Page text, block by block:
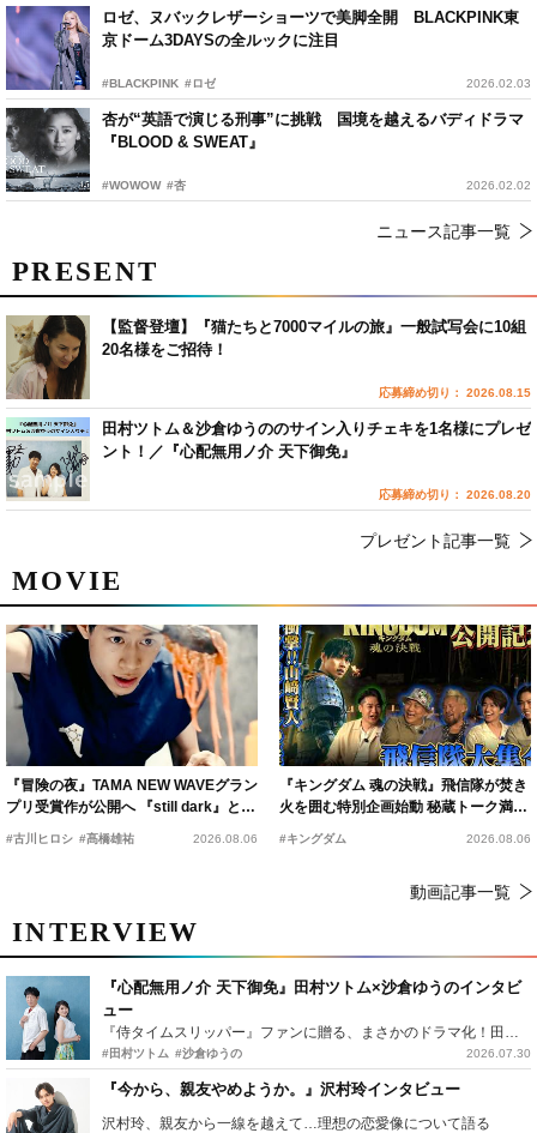
ロゼ、ヌバックレザーショーツで美脚全開 BLACKPINK東
京ドーム3DAYSの全ルックに注目
#BLACKPINK #ロゼ 2026.02.03
杏が“英語で演じる刑事”に挑戦 国境を越えるバディドラマ
『BLOOD & SWEAT』
#WOWOW #杏 2026.02.02
ニュース記事一覧
MOVIE
『冒険の夜』TAMA NEW WAVEグラン
プリ受賞作が公開へ 『still dark』と同
時上映決定
#古川ヒロシ #髙橋雄祐 2026.08.06
『キングダム 魂の決戦』飛信隊が焚き
火を囲む特別企画始動 秘蔵トーク満載
の“キングダムキャンプ”開催
#キングダム 2026.08.06
動画記事一覧
INTERVIEW
『心配無用ノ介 天下御免』田村ツトム×沙倉ゆうのインタビ
ュー
『侍タイムスリッパー』ファンに贈る、まさかのドラマ化！田村ツトム×沙倉ゆうのが語る『心配無用ノ介』撮影秘話
#田村ツトム #沙倉ゆうの 2026.07.30
『今から、親友やめようか。』沢村玲インタビュー
沢村玲、親友から一線を越えて…理想の恋愛像について語る
PRESENT
【監督登壇】『猫たちと7000マイルの旅』一般試写会に10組
20名様をご招待！
応募締め切り： 2026.08.15
田村ツトム＆沙倉ゆうののサイン入りチェキを1名様にプレゼ
ント！／『心配無用ノ介 天下御免』
応募締め切り： 2026.08.20
プレゼント記事一覧